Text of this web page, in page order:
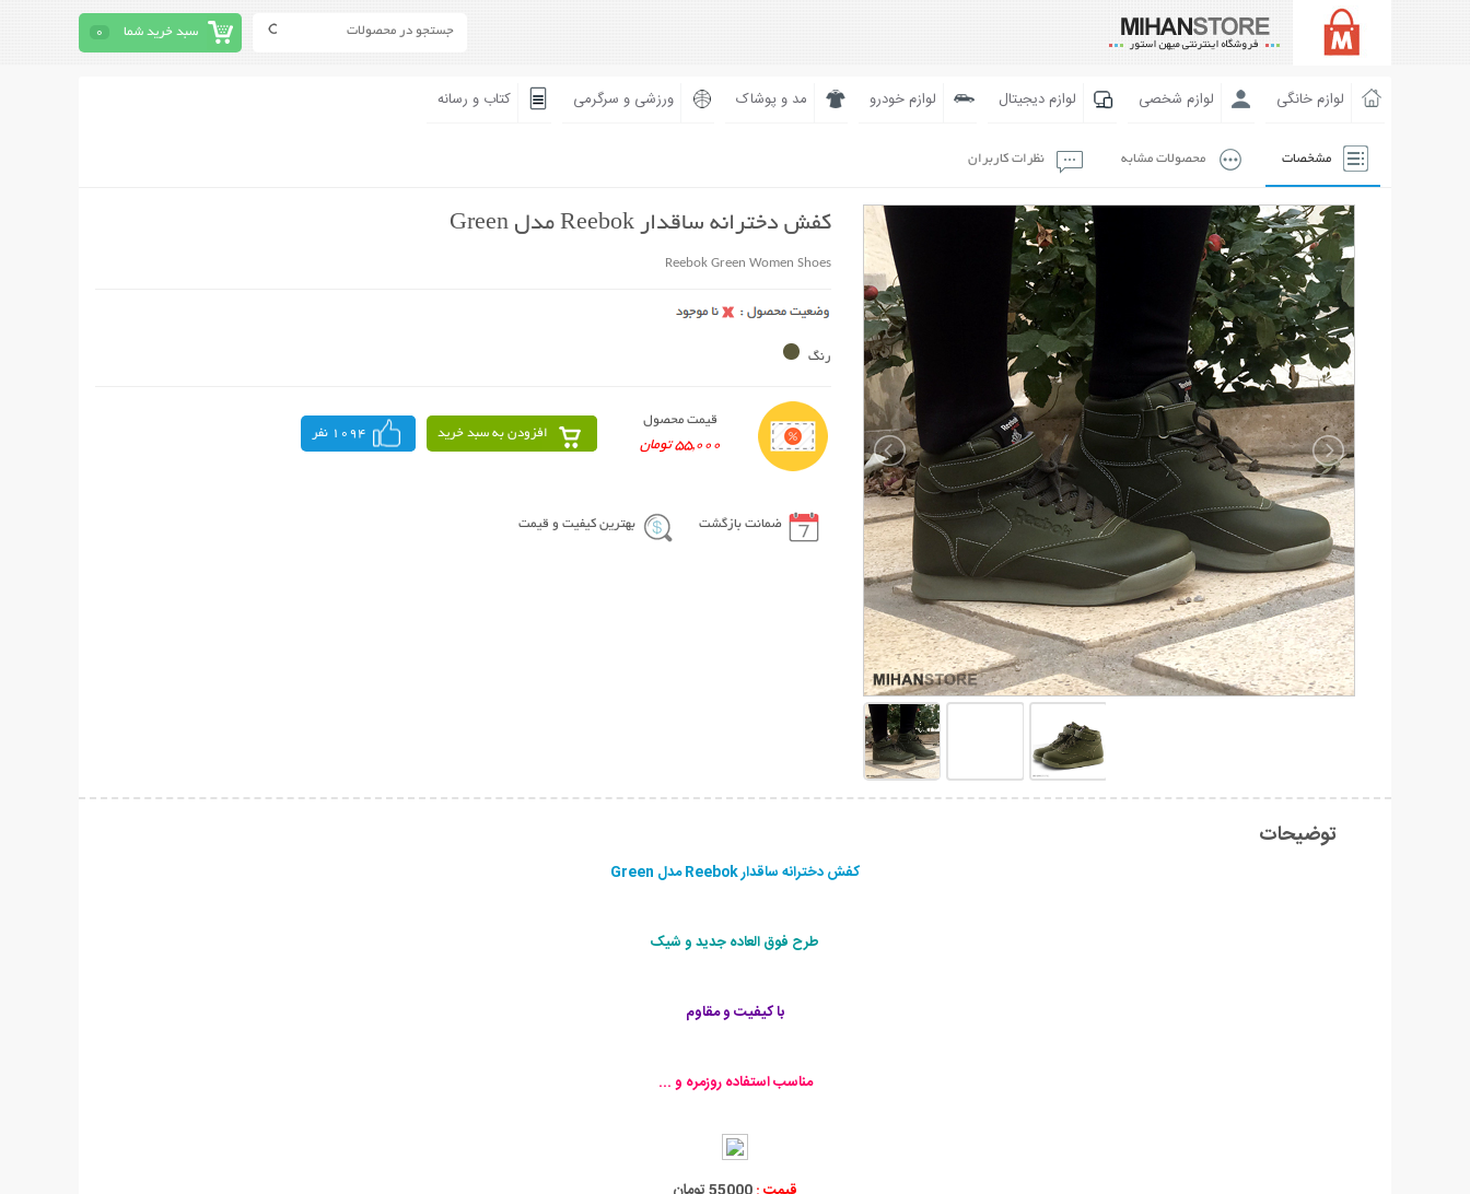
سبد خرید شما 0
لوازم خانگی لوازم شخصی لوازم دیجیتال لوازم خودرو مد و پوشاک ورزشی و سرگرمی کتاب و رسانه
مشخصات محصولات مشابه نظرات کاربران
کفش دخترانه ساقدار Reebok مدل Green
Reebok Green Women Shoes
رنگ
قیمت محصول
55,000 تومان
افزودن به سبد خرید 1094 نفر
ضمانت بازگشت بهترین کیفیت و قیمت
توضیحات
کفش دخترانه ساقدار Reebok مدل Green
طرح فوق العاده جدید و شیک
با کیفیت و مقاوم
مناسب استفاده روزمره و ...